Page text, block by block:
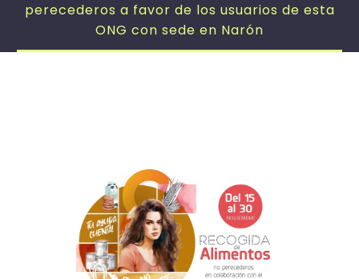
perecederos a favor de los usuarios de esta
ONG con sede en Narón